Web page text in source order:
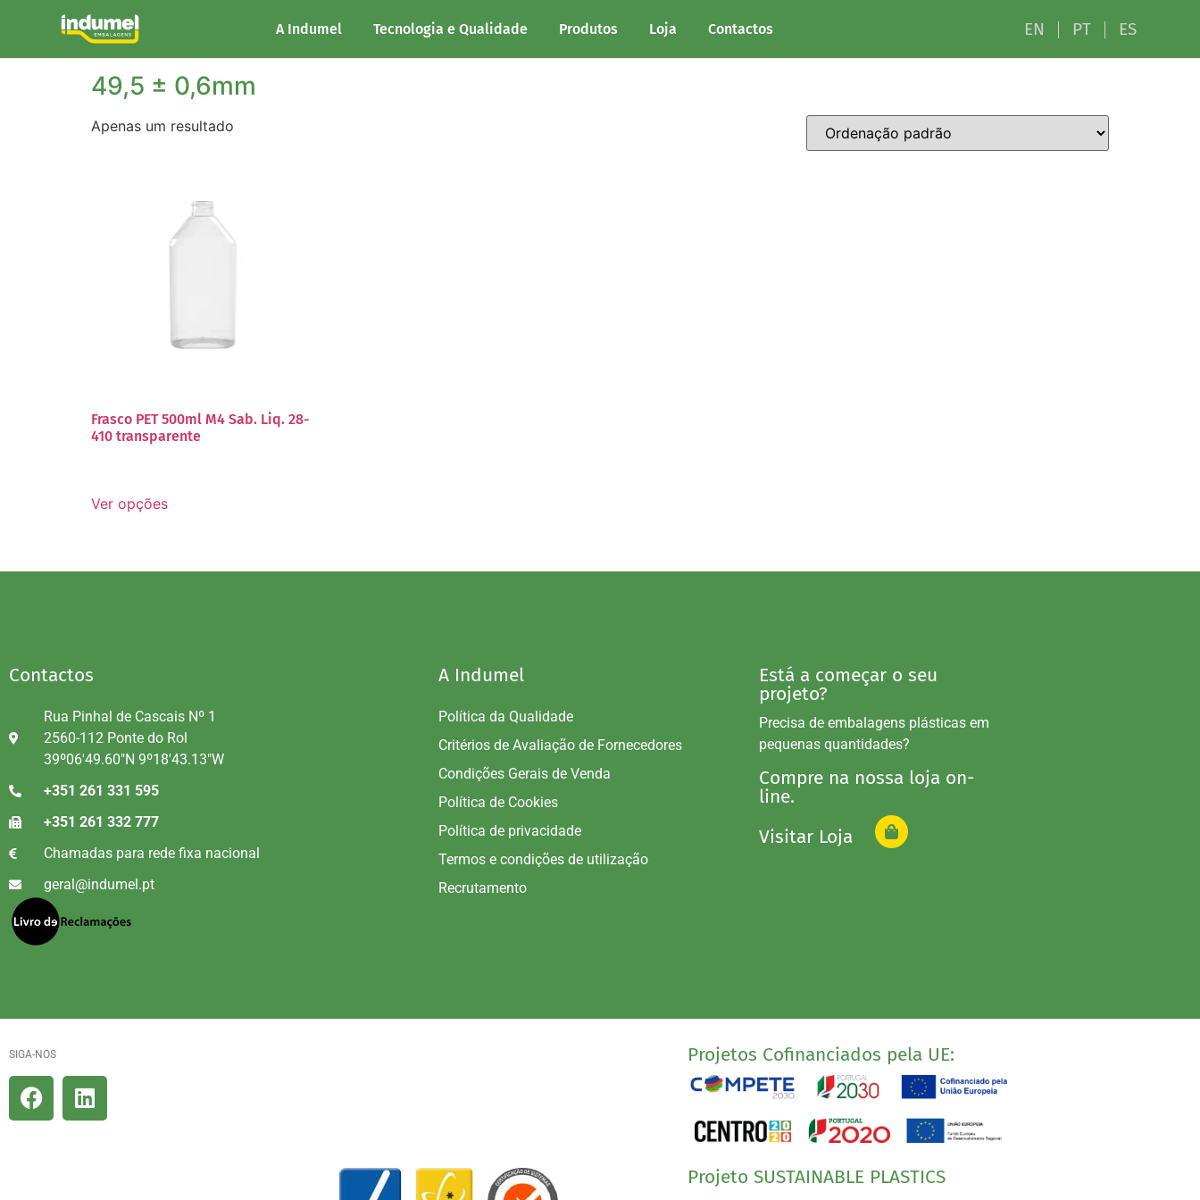
A Indumel Tecnologia e Qualidade Produtos Loja Contactos EN PT ES
/ Largura do produto / 49,5 ± 0,6mm
49,5 ± 0,6mm
Apenas um resultado
Frasco PET 500ml M4 Sab. Liq. 28-
410 transparente
Ver opções
Contactos
Rua Pinhal de Cascais Nº 1
2560-112 Ponte do Rol
39º06'49.60"N 9º18'43.13"W
+351 261 331 595
+351 261 332 777
Chamadas para rede fixa nacional
geral@indumel.pt
A Indumel
Política da Qualidade
Critérios de Avaliação de Fornecedores
Condições Gerais de Venda
Política de Cookies
Política de privacidade
Termos e condições de utilização
Recrutamento
Está a começar o seu
projeto?
Precisa de embalagens plásticas em
pequenas quantidades?
Compre na nossa loja on-
line.
Visitar Loja
SIGA-NOS Projetos Cofinanciados pela UE:
Projeto SUSTAINABLE PLASTICS